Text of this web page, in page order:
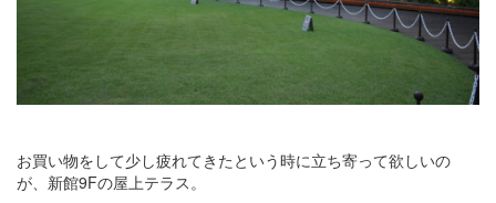
お買い物をして少し疲れてきたという時に立ち寄って欲しいの
が、新館9Fの屋上テラス。